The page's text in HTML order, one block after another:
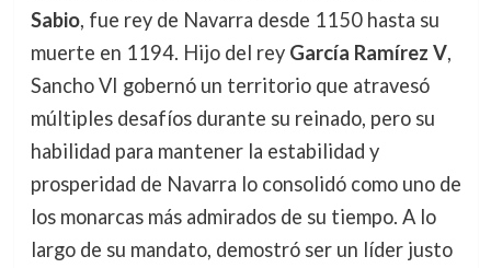
Sabio, fue rey de Navarra desde 1150 hasta su
muerte en 1194. Hijo del rey García Ramírez V,
Sancho VI gobernó un territorio que atravesó
múltiples desafíos durante su reinado, pero su
habilidad para mantener la estabilidad y
prosperidad de Navarra lo consolidó como uno de
los monarcas más admirados de su tiempo. A lo
largo de su mandato, demostró ser un líder justo